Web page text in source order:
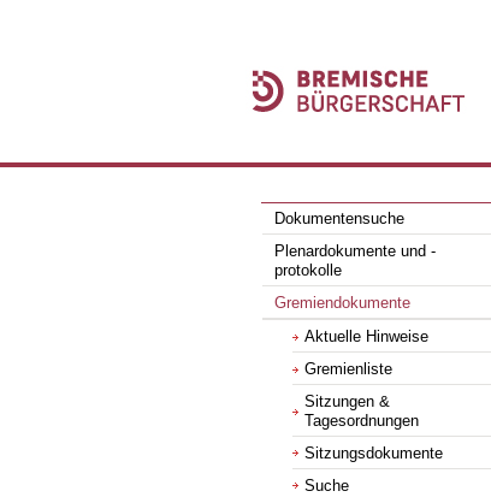
Dokumentensuche
Plenardokumente und -
protokolle
Gremiendokumente
Aktuelle Hinweise
Gremienliste
Sitzungen &
Tagesordnungen
Sitzungsdokumente
Suche